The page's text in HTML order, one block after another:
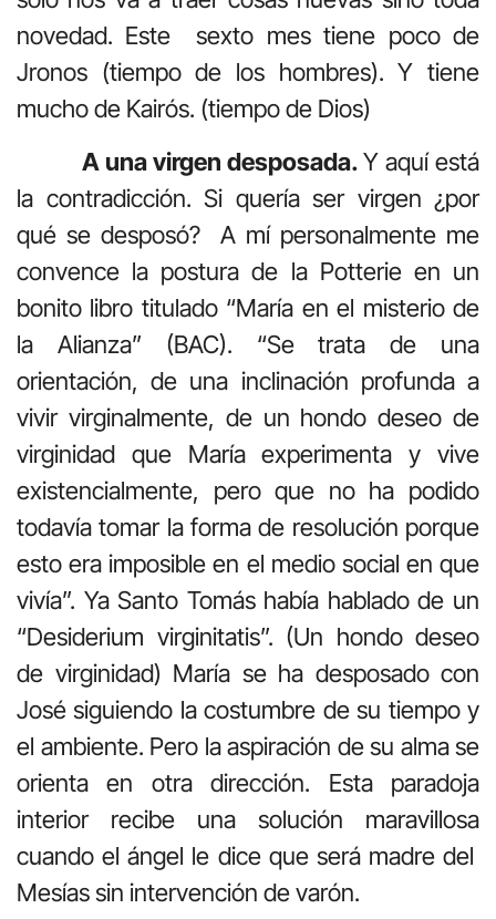
novedad. Este sexto mes tiene poco de
Jronos (tiempo de los hombres). Y tiene
mucho de Kairós. (tiempo de Dios)
A una virgen desposada.Y aquí está
la contradicción. Si quería ser virgen ¿por
qué se desposó? A mí personalmente me
convence la postura de la Potterie en un
bonito libro titulado “María en el misterio de
la Alianza” (BAC). “Se trata de una
orientación, de una inclinación profunda a
vivir virginalmente, de un hondo deseo de
virginidad que María experimenta y vive
existencialmente, pero que no ha podido
todavía tomar la forma de resolución porque
esto era imposible en el medio social en que
vivía”. Ya Santo Tomás había hablado de un
“Desiderium virginitatis”. (Un hondo deseo
de virginidad) María se ha desposado con
José siguiendo la costumbre de su tiempo y
el ambiente. Pero la aspiración de su alma se
orienta en otra dirección. Esta paradoja
interior recibe una solución maravillosa
cuando el ángel le dice que será madre del
Mesías sin intervención de varón.